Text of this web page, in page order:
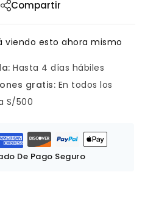
Compartir
viendo esto ahora mismo
Hasta 4 días hábiles
gratis: En todos los
S/500
De Pago Seguro